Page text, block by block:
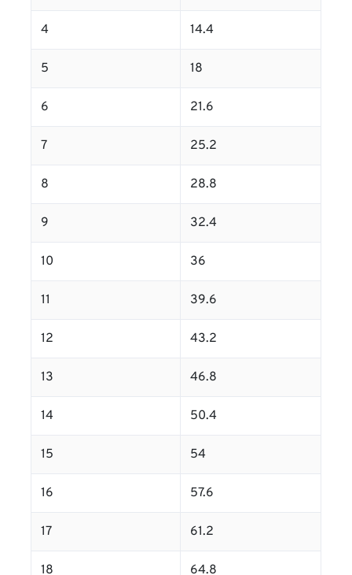
4 14.4
5 18
6 21.6
7 25.2
8 28.8
9 32.4
10 36
11 39.6
12 43.2
13 46.8
14 50.4
15 54
16 57.6
17 61.2
18 64.8